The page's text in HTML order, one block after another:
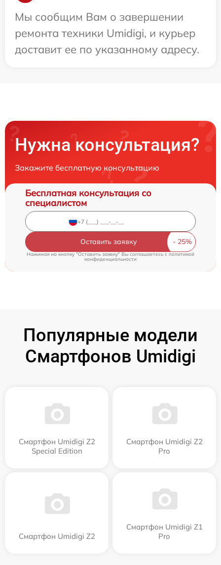
Мы сообщим Вам о завершении
ремонта техники Umidigi, и курьер
доставит ее по указанному адресу.
Нужна консультация?
Закажите бесплатную консультацию
Бесплатная консультация со
специалистом
Оставить заявку
Нажимая на кнопку "Оставить заявку" Вы соглашаетесь c политикой
конфиденциальности
Популярные модели
Смартфонов Umidigi
Смартфон Umidigi Z2
Special Edition
Смартфон Umidigi Z2
Pro
Смартфон Umidigi Z2
Смартфон Umidigi Z1
Pro